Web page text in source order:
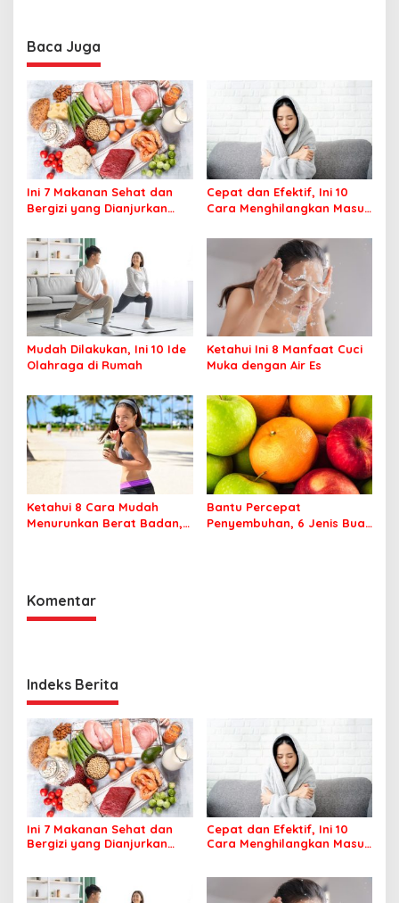
Baca Juga
Ini 7 Makanan Sehat dan
Bergizi yang Dianjurkan
Cepat dan Efektif, Ini 10
Cara Menghilangkan Masuk
Mudah Dilakukan, Ini 10 Ide
Olahraga di Rumah
Ketahui Ini 8 Manfaat Cuci
Muka dengan Air Es
Ketahui 8 Cara Mudah
Menurunkan Berat Badan,
Bantu Percepat
Penyembuhan, 6 Jenis Buah
Komentar
Indeks Berita
Ini 7 Makanan Sehat dan
Bergizi yang Dianjurkan
Cepat dan Efektif, Ini 10
Cara Menghilangkan Masuk